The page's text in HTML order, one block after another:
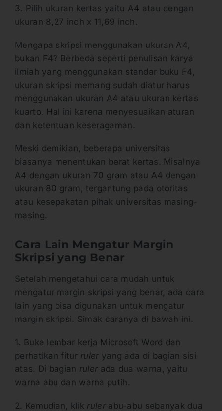
3. Pilih ukuran kertas yaitu A4 atau dengan
ukuran 8,27 inch x 11,69 inch.
Mengapa skripsi menggunakan ukuran A4,
bukan F4? Berbeda seperti penulisan karya
ilmiah yang menggunakan standar buku F4,
ukuran skripsi memang sudah diatur harus
menggunakan ukuran A4 atau ukuran kertas
kuarto. Hal ini karena menyesuaikan aturan
dan ketentuan keseragaman.
Meski demikian, beberapa universitas
biasanya menentukan berat kertas. Misalnya
A4 dengan ukuran 70 gram atau A4 dengan
ukuran 80 gram, tergantung pada otoritas
atau kesepakatan pihak universitas masing-
masing.
Cara Lain Mengatur Margin
Skripsi yang Benar
Setelah mengetahui cara mudah untuk
mengatur margin skripsi yang benar, ada cara
lain yang bisa digunakan untuk mengatur
margin skripsi. Simak caranya di bawah ini.
1. Buka lembar kerja Microsoft Word dan
perhatikan fitur ruler yang ada di bagian sisi
atas. Di bagian ruler ada dua warna, yaitu
warna abu dan warna putih.
2. Kemudian, klik rulerabu-abu sebanyak dua